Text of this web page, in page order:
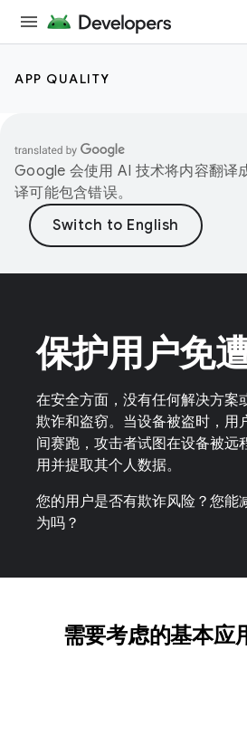
APP QUALITY
Google 会使用 AI 技术将内容翻译
译可能包含错误。
保护用户免
在安全方面，没有任何解决方案
欺诈和盗窃。当设备被盗时，用
间赛跑，攻击者试图在设备被远
用并提取其个人数据。
您的用户是否有欺诈风险？您能
为吗？
需要考虑的基本应